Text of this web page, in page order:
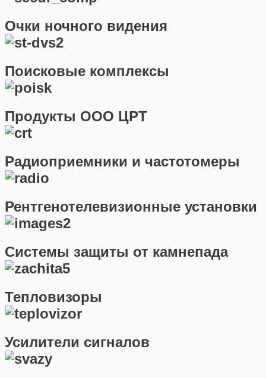
Очки ночного видения
Поисковые комплексы
Продукты ООО ЦРТ
Радиоприемники и частотомеры
Рентгенотелевизионные установки
Системы защиты от камнепада
Тепловизоры
Усилители сигналов